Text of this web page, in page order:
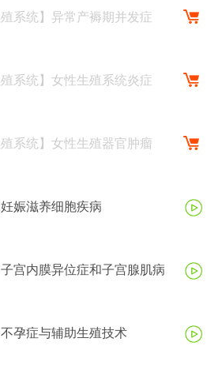
殖系统】异常产褥期并发症
殖系统】女性生殖系统炎症
殖系统】女性生殖器官肿瘤
娠滋养细胞疾病
子宫内膜异位症和子宫腺肌病
不孕症与辅助生殖技术